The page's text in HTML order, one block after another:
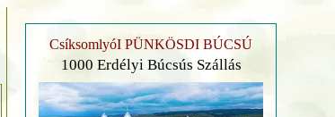
CsíksomlyóI PÜNKÖSDI BÚCSÚ
1000 Erdélyi Búcsús Szállás